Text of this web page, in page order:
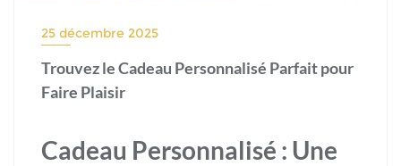
25 décembre 2025
Trouvez le Cadeau Personnalisé Parfait pour
Faire Plaisir
Cadeau Personnalisé : Une